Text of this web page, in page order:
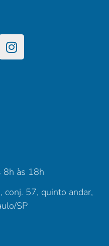
8h às 18h
conj. 57, quinto andar,
SP